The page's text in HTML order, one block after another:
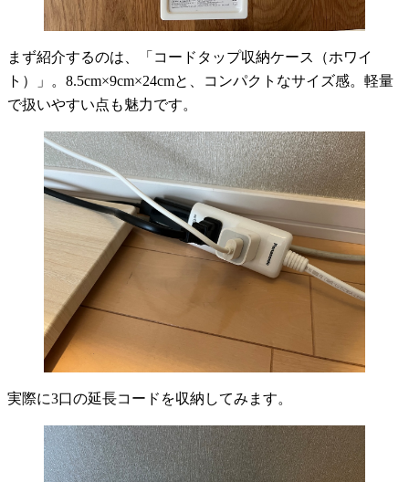
まず紹介するのは、「コードタップ収納ケース（ホワイ
ト）」。8.5cm×9cm×24cmと、コンパクトなサイズ感。軽量
で扱いやすい点も魅力です。
実際に3口の延長コードを収納してみます。